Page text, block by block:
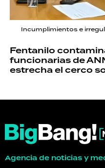
Incumplimientos e
Fentanilo
funcionarias de
estrecha el cerco
Agencia de noticias y